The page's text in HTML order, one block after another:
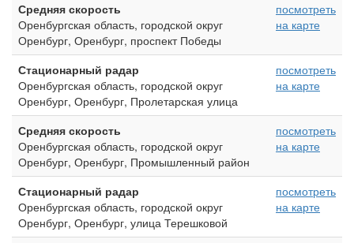
Средняя скорость
Оренбургская область, городской округ
Оренбург, Оренбург, проспект Победы
посмотреть
на карте
Стационарный радар
Оренбургская область, городской округ
Оренбург, Оренбург, Пролетарская улица
посмотреть
на карте
Средняя скорость
Оренбургская область, городской округ
Оренбург, Оренбург, Промышленный район
посмотреть
на карте
Стационарный радар
Оренбургская область, городской округ
Оренбург, Оренбург, улица Терешковой
посмотреть
на карте